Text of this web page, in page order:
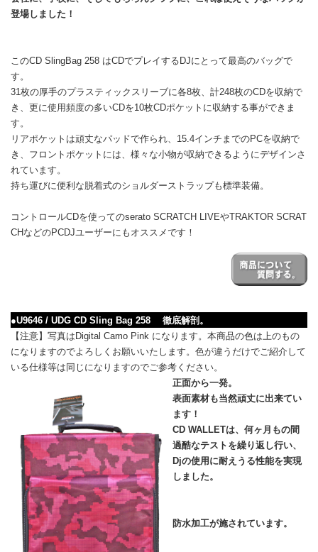
登場しました！
このCD SlingBag 258 はCDでプレイするDJにとって最高のバッグで
す。
31枚の厚手のプラスティックスリーブに各8枚、計248枚のCDを収納で
き、更に使用頻度の多いCDを10枚CDポケットに収納する事ができま
す。
リアポケットは頑丈なパッドで作られ、15.4インチまでのPCを収納で
き、フロントポケットには、様々な小物が収納できるようにデザインさ
れています。
持ち運びに便利な脱着式のショルダーストラップも標準装備。
コントロールCDを使ってのserato SCRATCH LIVEやTRAKTOR SCRAT
CHなどのPCDJユーザーにもオススメです！
●U9646 / UDG CD Sling Bag 258 徹底解剖。
【注意】写真はDigital Camo Pink になります。本商品の色は上のもの
になりますのでよろしくお願いいたします。色が違うだけでご紹介して
いる仕様等は同じになりますのでご参考ください。
正面から一発。
表面素材も当然頑丈に出来てい
ます！
CD WALLETは、何ヶ月もの間
過酷なテストを繰り返し行い、
Djの使用に耐えうる性能を実現
しました。
防水加工が施されています。